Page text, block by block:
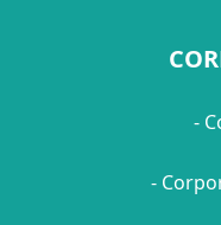
-
-